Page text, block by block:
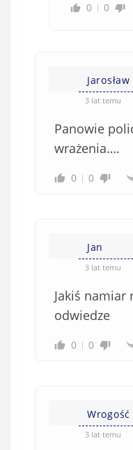
0
0
Jarosław
3 lat temu
Panowie
wrażenia….
0 0
Jan
3 lat temu
Jakiś namiar
odwiedze
0 0
Wrogość
3 lat temu